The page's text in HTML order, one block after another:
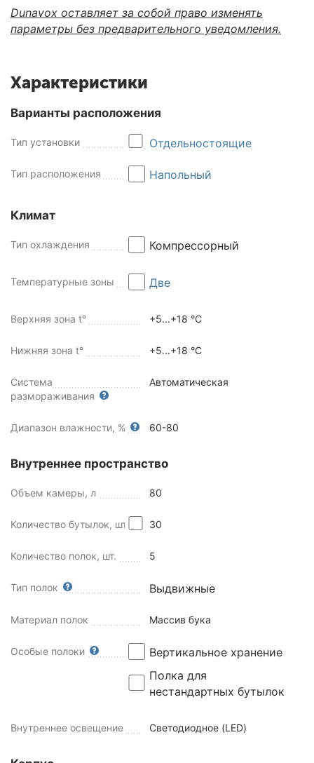
Dunavox оставляет за собой право изменять
параметры без предварительного уведомления.
Характеристики
Варианты расположения
Тип установки Отдельностоящие
Тип расположения Напольный
Климат
Тип охлаждения Компрессорный
Температурные зоны Две
Верхняя зона t° +5...+18 °C
Нижняя зона t° +5...+18 °C
Система
размораживания
Автоматическая
Диапазон влажности, % 60-80
Внутреннее пространство
Объем камеры, л 80
Количество бутылок, шт 30
Количество полок, шт. 5
Тип полок Выдвижные
Материал полок Массив бука
Особые полоки
Вертикальное хранение
Полка для
нестандартных бутылок
Внутреннее освещение Светодиодное (LED)